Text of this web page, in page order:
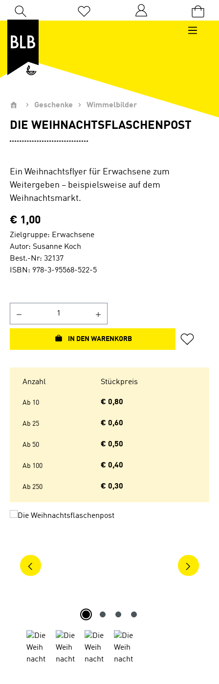
Zum Hauptinhalt springen
Du hast 0 Produkte auf dem Merkzettel
Geschenke Wimmelbilder
DIE WEIHNACHTSFLASCHENPOST
Ein Weihnachtsflyer für Erwachsene zum
Weitergeben – beispielsweise auf dem
Weihnachtsmarkt.
€ 1,00
Zielgruppe: Erwachsene
Autor: Susanne Koch
Best.-Nr: 32137
ISBN: 978-3-95568-522-5
IN DEN WARENKORB
Anzahl Stückpreis
Ab 10 € 0,80
Ab 25 € 0,60
Ab 50 € 0,50
Ab 100 € 0,40
Ab 250 € 0,30
Bildergalerie überspringen